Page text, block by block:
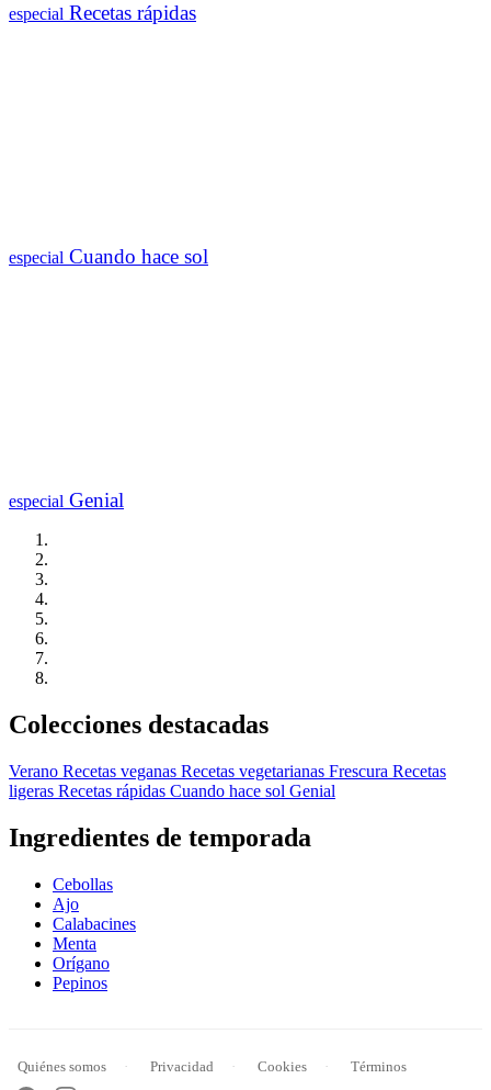
especial Recetas rápidas
especial Cuando hace sol
especial Genial
Colecciones destacadas
Verano Recetas veganas Recetas vegetarianas Frescura Recetas
ligeras Recetas rápidas Cuando hace sol Genial
Ingredientes de temporada
Cebollas
Ajo
Calabacines
Menta
Orígano
Pepinos
Quiénes somos Privacidad Cookies Términos